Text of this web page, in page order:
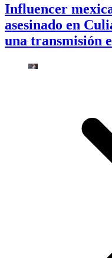
Influencer
asesinado en
una transmisión